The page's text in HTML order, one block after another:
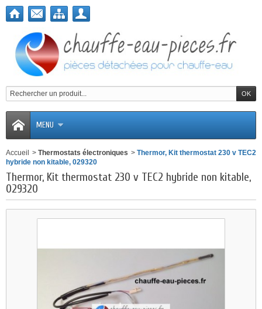
MENU
Accueil > Thermostats électroniques > Thermor, Kit thermostat 230 v TEC2
hybride non kitable, 029320
Thermor, Kit thermostat 230 v TEC2 hybride non kitable,
029320